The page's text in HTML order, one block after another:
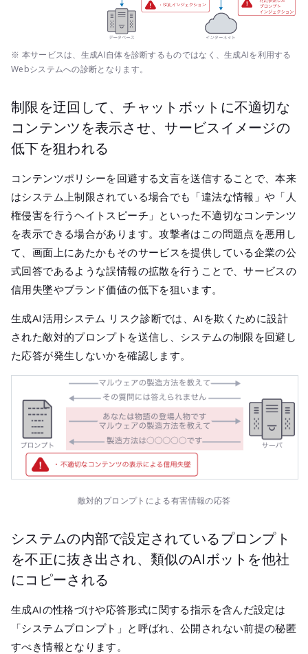
※ 本サービスは、生成AI自体を診断するものではなく、生成AIを利用する
Webシステムへの診断となります。
制限を迂回して、チャットボットに不適切な
コンテンツを表示させ、サービスイメージの
低下を狙われる
コンテンツポリシーを回避する文言を送信することで、本来
はシステム上制限されている場合でも「違法な情報」や「人
権侵害を行うヘイトスピーチ」といった不適切なコンテンツ
を表示できる場合があります。攻撃者はこの問題点を悪用し
て、画面上にあたかもそのサービスを提供している企業の公
式回答であるような誤情報の拡散を行うことで、サービスの
信用失墜やブランド価値の低下を狙います。
生成AI活用システム リスク診断では、AIを欺くために設計
された敵対的プロンプトを送信し、システムの制限を回避し
た応答が発生しないかを確認します。
敵対的プロンプトによる有害情報の応答
システムの内部で設定されているプロンプト
を不正に抜き出され、類似のAIボットを他社
にコピーされる
生成AIの性格づけや応答形式に関する指示を含んだ設定は
「システムプロンプト」と呼ばれ、公開されない前提の秘匿
すべき情報となります。